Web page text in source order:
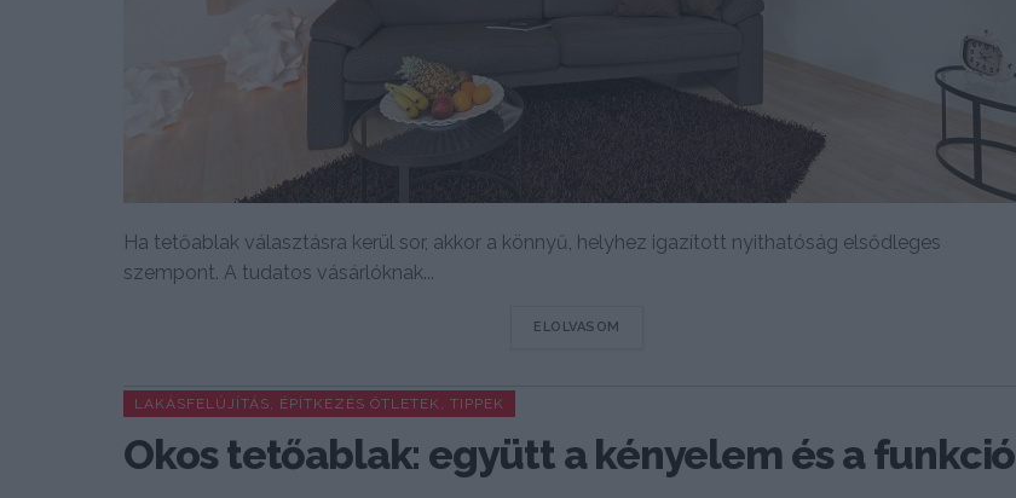
Ha tetőablak választásra kerül sor, akkor a könnyű, helyhez igazított nyithatóság elsődleges
szempont. A tudatos vásárlóknak...
ELOLVASOM
LAKÁSFELÚJÍTÁS, ÉPÍTKEZÉS ÖTLETEK, TIPPEK
Okos tetőablak: együtt a kényelem és a funkció